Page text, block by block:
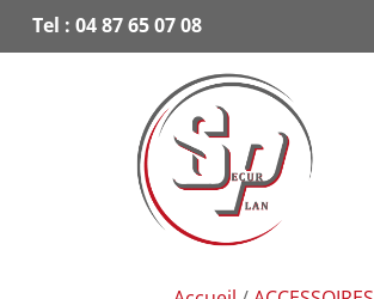
Tel : 04 87 65 07 08